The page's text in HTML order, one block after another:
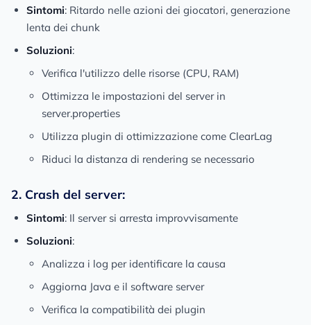
Sintomi: Ritardo nelle azioni dei giocatori, generazione
lenta dei chunk
Soluzioni:
Verifica l'utilizzo delle risorse (CPU, RAM)
Ottimizza le impostazioni del server in
server.properties
Utilizza plugin di ottimizzazione come ClearLag
Riduci la distanza di rendering se necessario
2. Crash del server:
Sintomi: Il server si arresta improvvisamente
Soluzioni:
Analizza i log per identificare la causa
Aggiorna Java e il software server
Verifica la compatibilità dei plugin